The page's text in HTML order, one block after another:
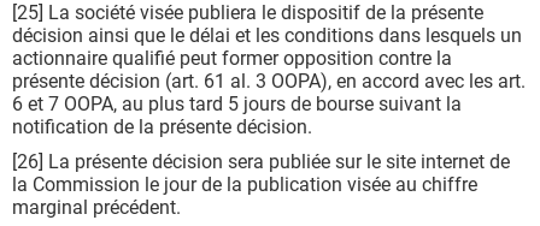
[25] La société visée publiera le dispositif de la présente
décision ainsi que le délai et les conditions dans lesquels un
actionnaire qualifié peut former opposition contre la
présente décision (art. 61 al. 3 OOPA), en accord avec les art.
6 et 7 OOPA, au plus tard 5 jours de bourse suivant la
notification de la présente décision.
[26] La présente décision sera publiée sur le site internet de
la Commission le jour de la publication visée au chiffre
marginal précédent.